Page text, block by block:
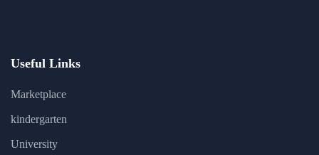
Useful Links
Marketplace
kindergarten
University